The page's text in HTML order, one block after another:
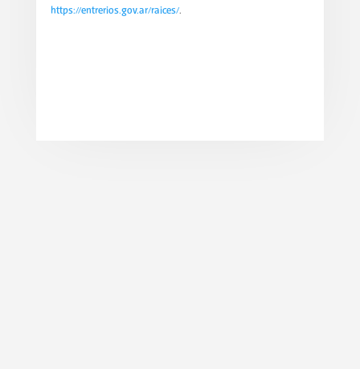
https://entrerios.gov.ar/raices/.